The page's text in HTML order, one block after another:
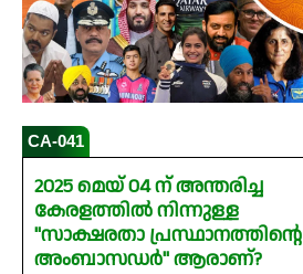
CA-041
2025 മെയ് 04 ന് അന്തരിച്ച
കേരളത്തിൽ നിന്നുള്ള
"സാക്ഷരതാ പ്രസ്ഥാനത്തിന്റെ
അംബാസഡർ" ആരാണ്?